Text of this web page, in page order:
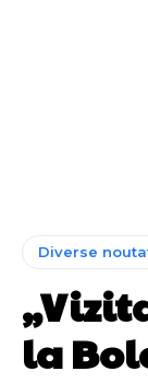
Diverse
la